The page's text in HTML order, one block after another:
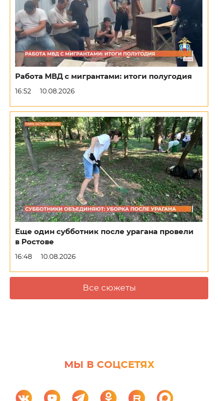
Работа МВД с мигрантами: итоги полугодия
16:52 10.08.2026
Еще один субботник после урагана провели
в Ростове
16:48 10.08.2026
Все сюжеты
МЫ В СОЦСЕТЯХ